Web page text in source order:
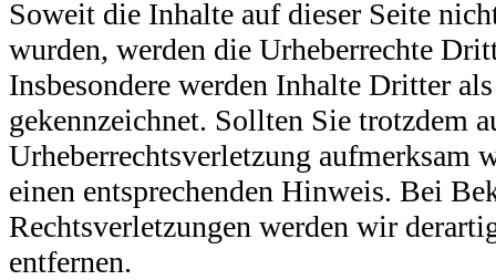
Soweit die Inhalte auf dieser Seite
wurden, werden die Urheberrechte
Insbesondere werden Inhalte Dritter
gekennzeichnet. Sollten Sie trotzdem
Urheberrechtsverletzung aufmerksam
einen entsprechenden Hinweis. Bei
Rechtsverletzungen werden wir
entfernen.